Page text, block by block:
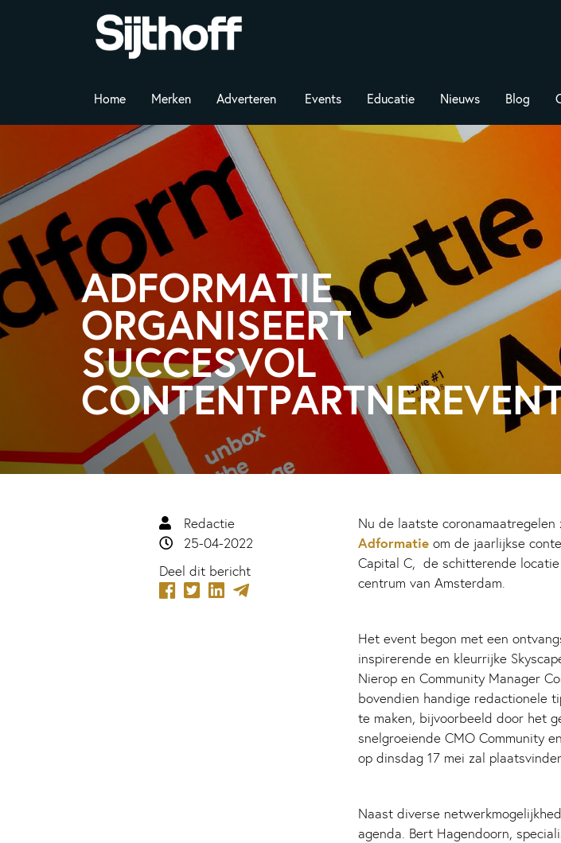
Home Merken Adverteren Events Educatie Nieuws Blog
ADFORMATIE
ORGANISEERT
SUCCESVOL
Redactie
25-04-2022
Deel dit bericht
Nu de laatste
Adformatieom de jaarlijkse
Capital C, de schitterende
centrum van Amsterdam.
Het event begon met een
inspirerende en kleurrijke
Nierop en Community Manager
bovendien handige redactionele
te maken, bijvoorbeeld door het
snelgroeiende CMO Community
op dinsdag 17 mei zal
Naast diverse
agenda. Bert Hagendoorn,